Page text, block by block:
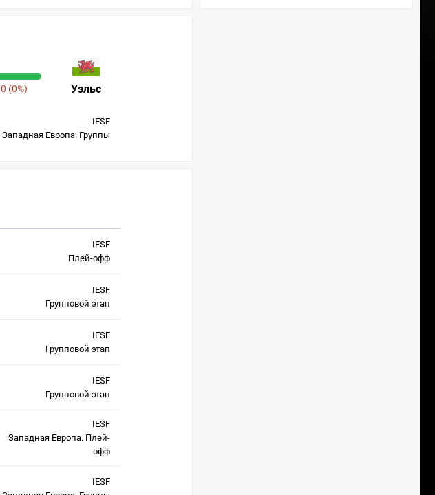
Уэльс
0 (0%)
IESF
Западная Европа. Группы
IESF
Плей-офф
IESF
Групповой этап
IESF
Групповой этап
IESF
Групповой этап
IESF
Западная Европа. Плей-
офф
IESF